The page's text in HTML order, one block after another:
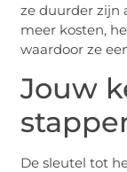
ze duurder zijn
meer kosten,
waardoor ze
Jouw
De sleutel tot